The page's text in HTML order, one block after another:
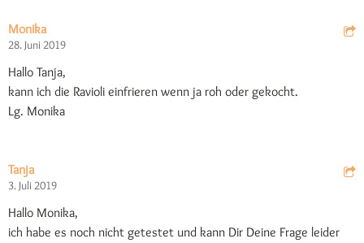
Monika
28. Juni 2019
Hallo Tanja,
kann ich die Ravioli einfrieren wenn ja roh oder gekocht.
Lg. Monika
Tanja
3. Juli 2019
Hallo Monika,
ich habe es noch nicht getestet und kann Dir Deine Frage leider